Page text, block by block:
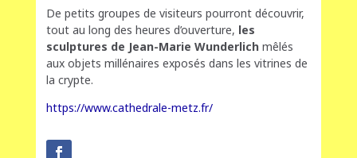
De petits groupes de visiteurs pourront découvrir,
tout au long des heures d’ouverture, les
sculptures de Jean-Marie Wunderlich mêlés
aux objets millénaires exposés dans les vitrines de
la crypte.
https://www.cathedrale-metz.fr/